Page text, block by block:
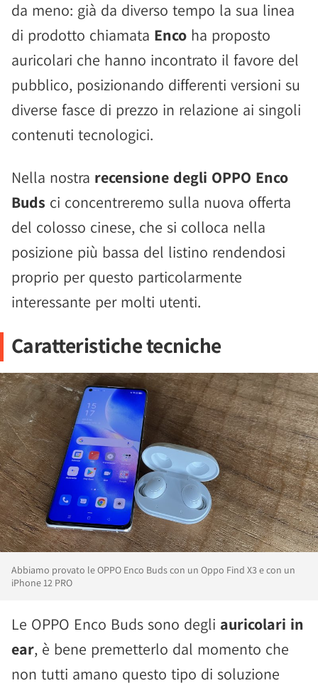
da meno: già da diverso tempo la sua linea
di prodotto chiamata Enco ha proposto
auricolari che hanno incontrato il favore del
pubblico, posizionando differenti versioni su
diverse fasce di prezzo in relazione ai singoli
contenuti tecnologici.
Nella nostra recensione degli OPPO Enco
Buds ci concentreremo sulla nuova offerta
del colosso cinese, che si colloca nella
posizione più bassa del listino rendendosi
proprio per questo particolarmente
interessante per molti utenti.
Caratteristiche tecniche
Abbiamo provato le OPPO Enco Buds con un Oppo Find X3 e con un
iPhone 12 PRO
Le OPPO Enco Buds sono degli auricolari in
ear, è bene premetterlo dal momento che
non tutti amano questo tipo di soluzione